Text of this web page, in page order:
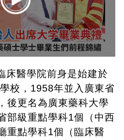
床醫學院前身是始建於
校，1958年並入廣東省
後更名為廣東藥科大學
部級重點學科1個（中西
重點學科1個（臨床醫